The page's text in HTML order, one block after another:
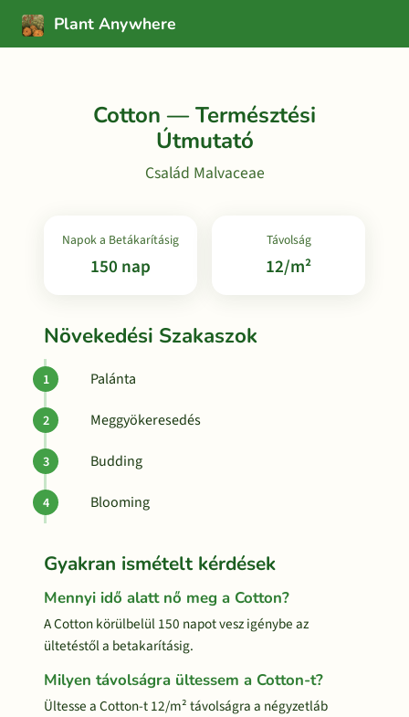
Plant Anywhere
Cotton — Természtési
Útmutató
Család Malvaceae
Napok a Betákarításig
150 nap
Távolság
12/m²
Növekedési Szakaszok
Palánta
Meggyökeresedés
Budding
Blooming
Gyakran ismételt kérdések
Mennyi idő alatt nő meg a Cotton?
A Cotton körülbelül 150 napot vesz igénybe az
ültetéstől a betakarításig.
Milyen távolságra ültessem a Cotton-t?
Ültesse a Cotton-t 12/m² távolságra a négyzetláb